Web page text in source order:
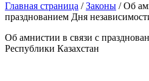
Главная страница /Законы /Об
празднованием Дня
Об амнистии в связи с
Республики Казахстан